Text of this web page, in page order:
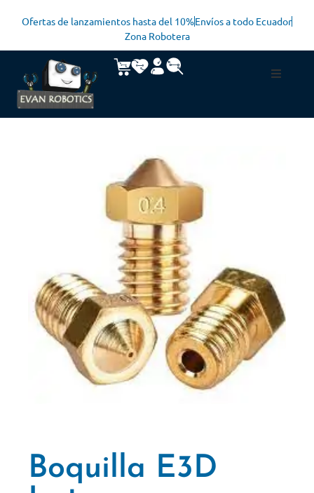
Ofertas de lanzamientos hasta del 10%Envíos a todo Ecuador
Zona Robotera
Boquilla E3D